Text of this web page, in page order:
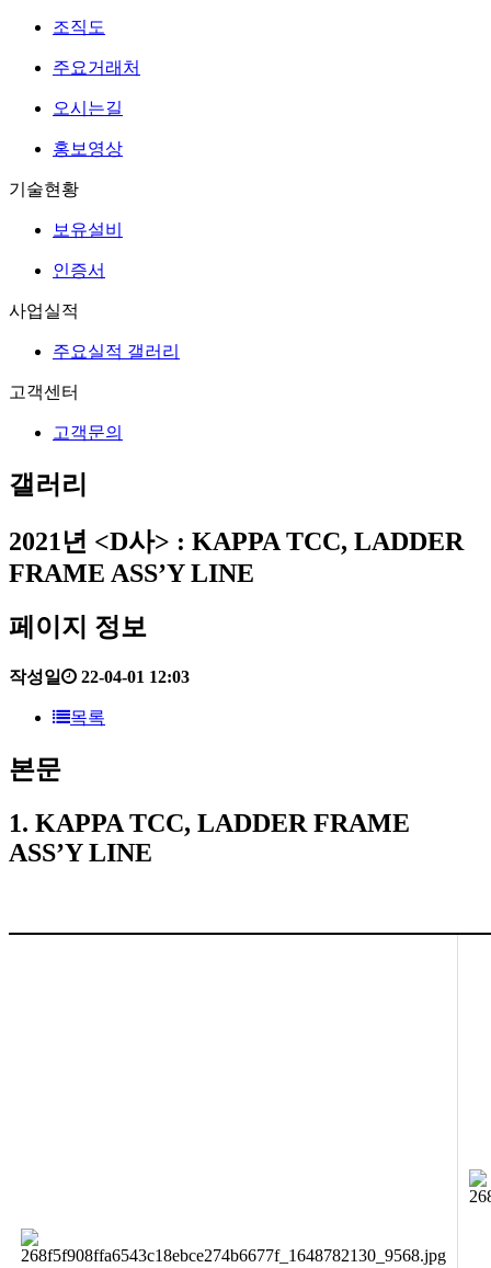
조직도
주요거래처
오시는길
홍보영상
기술현황
보유설비
인증서
사업실적
주요실적 갤러리
고객센터
고객문의
갤러리
2021년 <D사> : KAPPA TCC, LADDER
FRAME ASS’Y LINE
페이지 정보
작성일 22-04-01 12:03
목록
본문
1. KAPPA TCC, LADDER FRAME
ASS’Y LINE